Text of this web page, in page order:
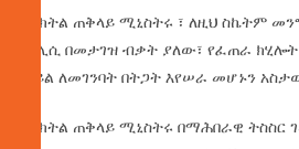
ምክትል ጠቅላይ ሚኒስትሩ ፣ ለዚህ ስኬትም
ፖሊሲ በመታገዝ ብቃት ያለው፣ የፈጠራ
ኃይል ለመገንባት በትጋት እየሠራ መሆኑን
ምክትል ጠቅላይ ሚኒስትሩ በማሕበራዊ ትስስር